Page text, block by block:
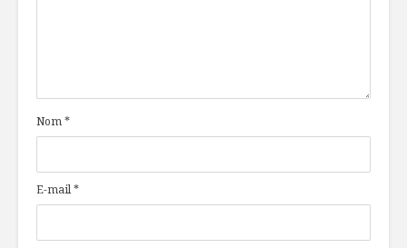
Nom*
E-mail*